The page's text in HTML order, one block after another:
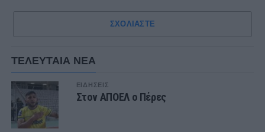
ΣΧΟΛΙΑΣΤΕ
ΤΕΛΕΥΤΑΙΑ ΝΕΑ
ΕΙΔΗΣΕΙΣ
Στον ΑΠΟΕΛ ο Πέρες